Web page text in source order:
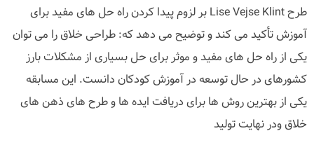
طرح Lise Vejse Klint بر لزوم پیدا کردن راه حل های مفید برای
آموزش تأکید می کند و توضیح می دهد که: طراحی خلاق را می توان
یکی از راه حل های مفید و موثر برای حل بسیاری از مشکلات بارز
کشورهای در حال توسعه در آموزش کودکان دانست. این مسابقه
یکی از بهترین روش ها برای دریافت ایده ها و طرح های ذهن های
خلاق ودر نهایت تولید